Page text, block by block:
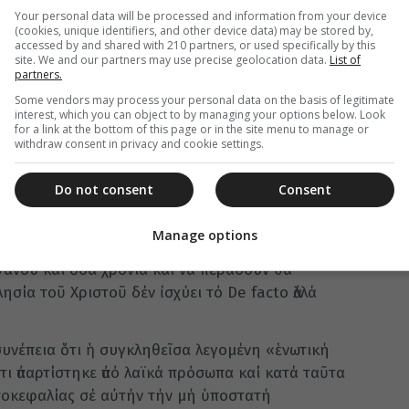
Οἰκουμενικός Πατριάρχης ἔχει τό προνόμιο
ὅλων τῶν ἄλλων Ἐκκλησιαστικῶν
διότι οἱ συγκεκριμένοι κανόνες καθιερώνουν
Διοικήσεως (σημερινό Προκαθήμενο κάθε
Οἰκουμενικό Πατριάρχη ἡ Ἁγία ΣΤ΄
καί ὀνομαστικῶς τούς κανόνες τῆς ἐν
αὐτό τό θέμα. Συνεπῶς διευκρίνησα στήν
καί ἁρμοδιότητα ἡ Ἁγία καί Ἱερά Σύνοδος
τελεσιδίκων καί ὁριστικῶν ἀποφάσεων
τελείας Πατριαρχικῆς Συνόδου τῆς Ρωσσικῆς
οἱ σχετικές ἀποφάσεις εἶναι ΑΚΥΡΕΣ
καί ὅσα χρόνια καί νά περάσουν θά
τοῦ Χριστοῦ δέν ἰσχύει τό De facto ἀλλά
ὅτι ἡ συγκληθεῖσα λεγομένη «ἑνωτική
ἀπαρτίστηκε ἀπό λαϊκά πρόσωπα καί κατά ταῦτα
σέ αὐτήν τήν μή ὑποστατή
Your personal data will be processed and information from your device
(cookies, unique identifiers, and other device data) may be stored by,
accessed by and shared with 210 partners, or used specifically by this
site. We and our partners may use precise geolocation data. List of
partners.
Some vendors may process your personal data on the basis of legitimate
interest, which you can object to by managing your options below. Look
for a link at the bottom of this page or in the site menu to manage or
withdraw consent in privacy and cookie settings.
Consent
Do not consent
Manage options